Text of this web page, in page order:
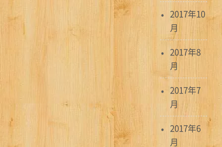
2017年10
月
2017年8
月
2017年7
月
2017年6
月